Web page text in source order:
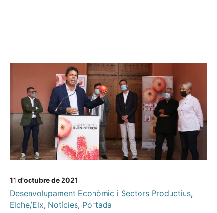
11 d'octubre de 2021
Desenvolupament Econòmic i Sectors Productius,
Elche/Elx, Notícies, Portada